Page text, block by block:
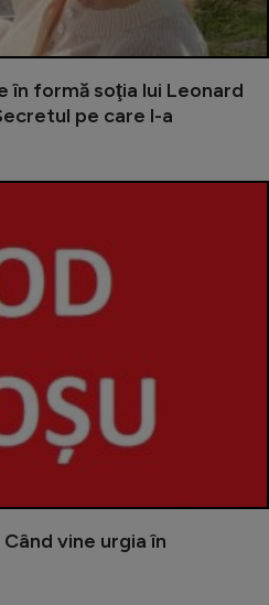
în formă soţia lui Leonard
pe care l-a
Când vine urgia în